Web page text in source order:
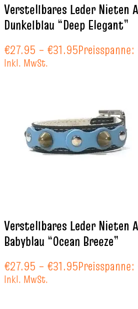
Verstellbares Leder Nieten
Dunkelblau “Deep Elegant”
€27.95 – €31.95
Inkl. MwSt.
Verstellbares Leder Nieten
Babyblau “Ocean Breeze”
€27.95 – €31.95
Inkl. MwSt.